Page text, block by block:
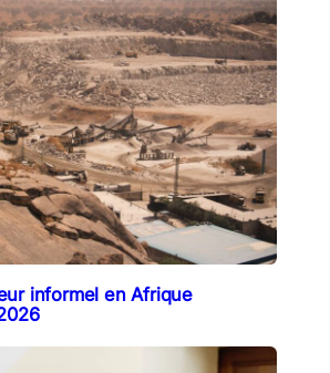
informel en Afrique